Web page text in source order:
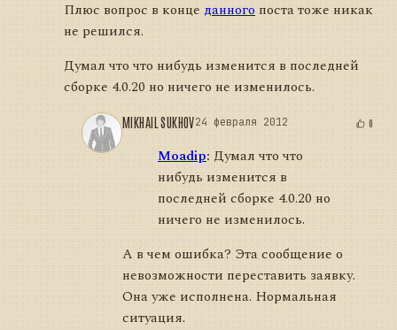
Плюс вопрос в конце данного поста тоже никак
не решился.
Думал что что нибудь изменится в последней
сборке 4.0.20 но ничего не изменилось.
MIKHAIL SUKHOV24 февраля 2012 0
Moadip: Думал что что
нибудь изменится в
последней сборке 4.0.20 но
ничего не изменилось.
А в чем ошибка? Эта сообщение о
невозможности переставить заявку.
Она уже исполнена. Нормальная
ситуация.